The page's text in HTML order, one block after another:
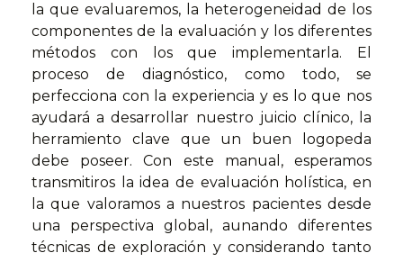
la que evaluaremos, la heterogeneidad de los
componentes de la evaluación y los diferentes
métodos con los que implementarla. El
proceso de diagnóstico, como todo, se
perfecciona con la experiencia y es lo que nos
ayudará a desarrollar nuestro juicio clínico, la
herramiento clave que un buen logopeda
debe poseer. Con este manual, esperamos
transmitiros la idea de evaluación holística, en
la que valoramos a nuestros pacientes desde
una perspectiva global, aunando diferentes
técnicas de exploración y considerando tanto